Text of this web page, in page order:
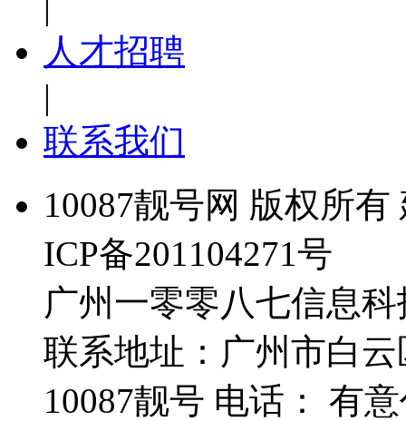
人才招聘
|
联系我们
10087靓号网 版权所
ICP备201104271号
广州一零零八七信息
联系地址：广州市白
10087靓号 电话： 有